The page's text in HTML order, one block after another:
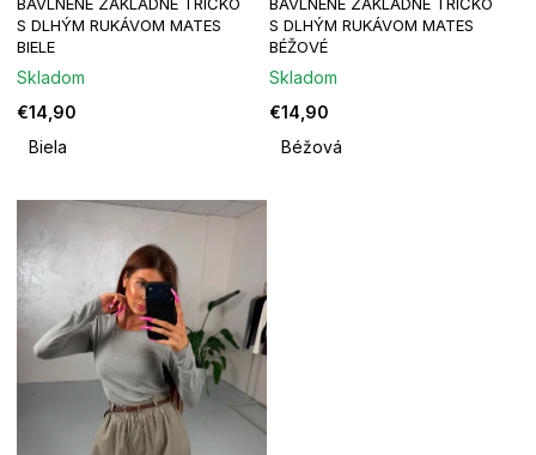
r
o
d
k
t
o
v
S DLHÝM RUKÁVOM MATES
BIELE
Skladom
€14,90
Biela
S DLHÝM RUKÁVOM MATES
BÉŽOVÉ
Skladom
€14,90
Béžová